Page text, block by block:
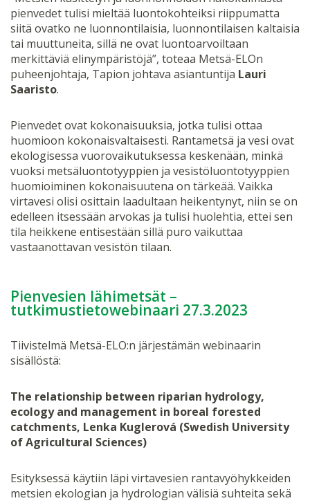
pienvedet tulisi mieltää luontokohteiksi riippumatta
siitä ovatko ne luonnontilaisia, luonnontilaisen kaltaisia
tai muuttuneita, sillä ne ovat luontoarvoiltaan
merkittäviä elinympäristöjä”, toteaa Metsä-ELOn
puheenjohtaja, Tapion johtava asiantuntija Lauri
Saaristo.
Pienvedet ovat kokonaisuuksia, jotka tulisi ottaa
huomioon kokonaisvaltaisesti. Rantametsä ja vesi ovat
ekologisessa vuorovaikutuksessa keskenään, minkä
vuoksi metsäluontotyyppien ja vesistöluontotyyppien
huomioiminen kokonaisuutena on tärkeää. Vaikka
virtavesi olisi osittain laadultaan heikentynyt, niin se on
edelleen itsessään arvokas ja tulisi huolehtia, ettei sen
tila heikkene entisestään sillä puro vaikuttaa
vastaanottavan vesistön tilaan.
Pienvesien lähimetsät –
tutkimustietowebinaari 27.3.2023
Tiivistelmä Metsä-ELO:n järjestämän webinaarin
sisällöstä:
The relationship between riparian hydrology,
ecology and management in boreal forested
catchments, Lenka Kuglerová (Swedish University
of Agricultural Sciences)
Esityksessä käytiin läpi virtavesien rantavyöhykkeiden
metsien ekologian ja hydrologian välisiä suhteita sekä